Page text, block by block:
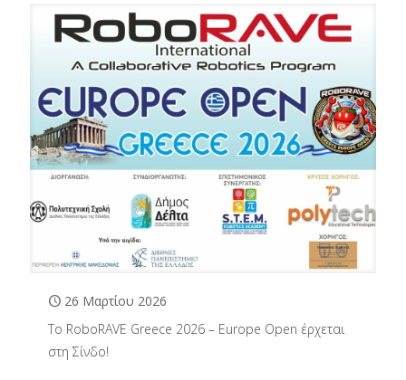
26 Μαρτίου 2026
To RoboRAVE Greece 2026 – Europe Open έρχεται
στη Σίνδο!